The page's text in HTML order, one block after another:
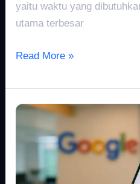
yaitu waktu yang
utama terbesar
Read More »
Contoh
Google
dari